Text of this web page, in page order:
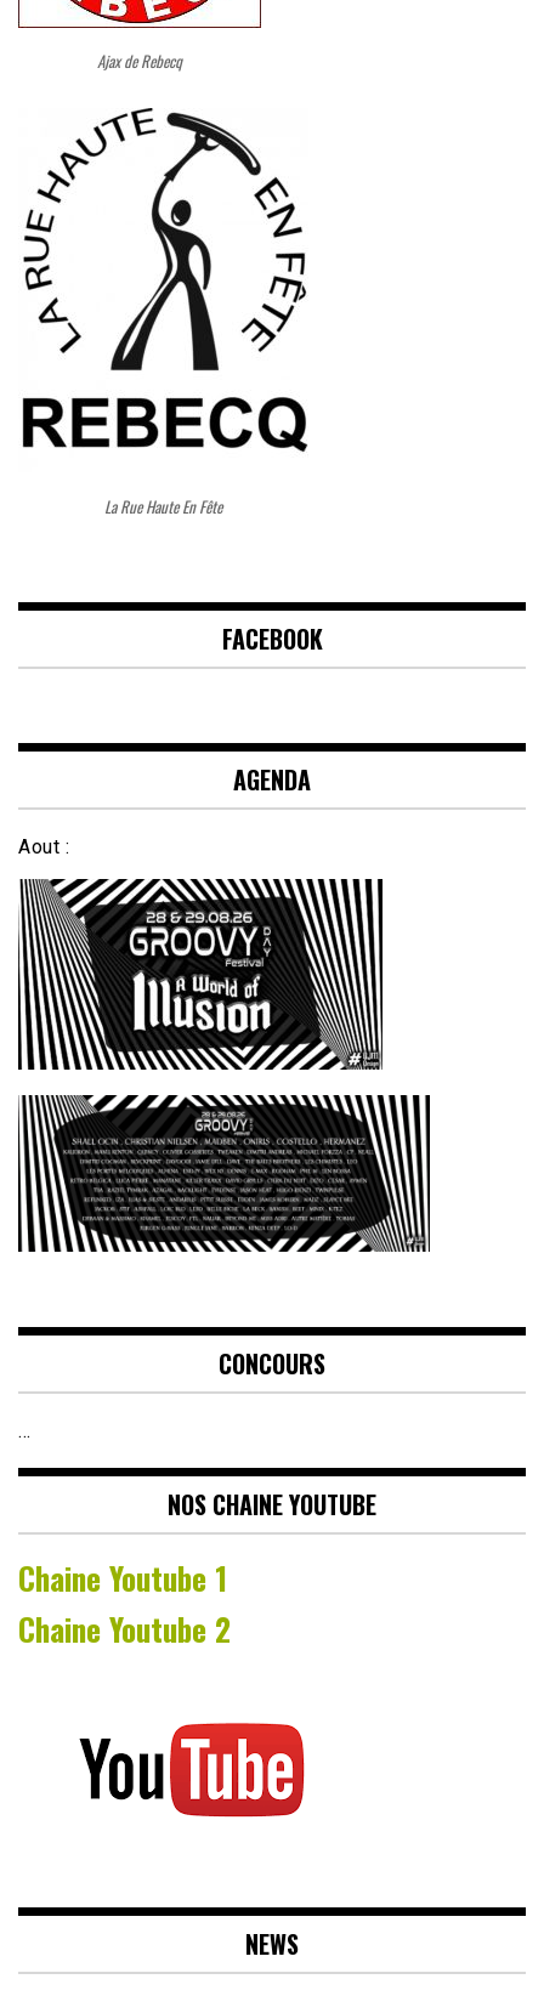
Ajax de Rebecq
La Rue Haute En Fête
FACEBOOK
AGENDA
Aout :
CONCOURS
…
NOS CHAINE YOUTUBE
Chaine Youtube 1
Chaine Youtube 2
NEWS